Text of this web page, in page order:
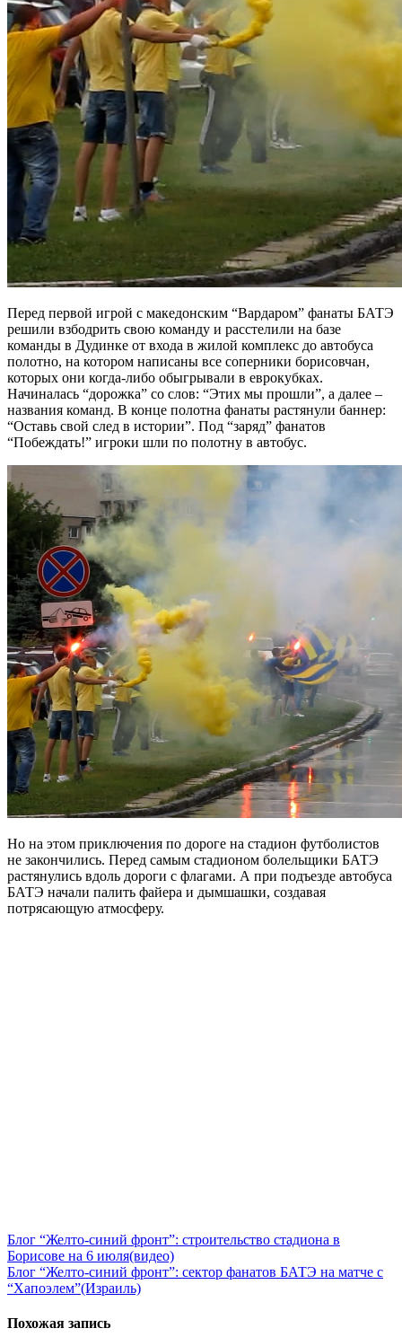
Перед первой игрой с македонским “Вардаром” фанаты БАТЭ
решили взбодрить свою команду и расстелили на базе
команды в Дудинке от входа в жилой комплекс до автобуса
полотно, на котором написаны все соперники борисовчан,
которых они когда-либо обыгрывали в еврокубках.
Начиналась “дорожка” со слов: “Этих мы прошли”, а далее –
названия команд. В конце полотна фанаты растянули баннер:
“Оставь свой след в истории”. Под “заряд” фанатов
“Побеждать!” игроки шли по полотну в автобус.
Но на этом приключения по дороге на стадион футболистов
не закончились. Перед самым стадионом болельщики БАТЭ
растянулись вдоль дороги с флагами. А при подъезде автобуса
БАТЭ начали палить файера и дымшашки, создавая
потрясающую атмосферу.
Навигация
по
записям
Блог “Желто-синий фронт”: строительство стадиона в
Борисове на 6 июля(видео)
Блог “Желто-синий фронт”: сектор фанатов БАТЭ на матче с
“Хапоэлем”(Израиль)
Похожая запись